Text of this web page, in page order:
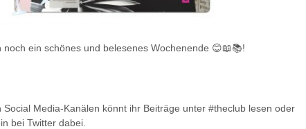
noch ein schönes und belesenes Wochenende 😊📖📚!
Social Media-Kanälen könnt ihr Beiträge unter #theclub lesen oder
bei Twitter dabei.